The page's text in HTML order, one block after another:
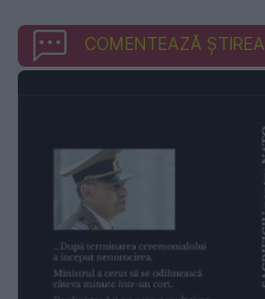
COMENTEAZĂ ȘTIREA